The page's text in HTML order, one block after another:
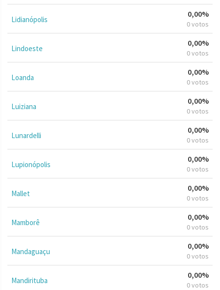
Lidianópolis
0,00%
0 votos
Lindoeste
0,00%
0 votos
Loanda
0,00%
0 votos
Luiziana
0,00%
0 votos
Lunardelli
0,00%
0 votos
Lupionópolis
0,00%
0 votos
Mallet
0,00%
0 votos
Mamborê
0,00%
0 votos
Mandaguaçu
0,00%
0 votos
Mandirituba
0,00%
0 votos